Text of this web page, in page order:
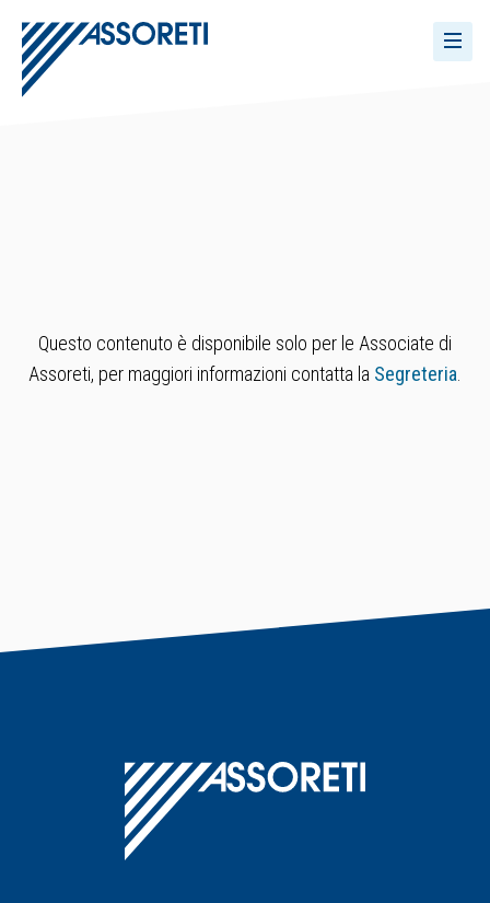
Questo contenuto è disponibile solo per le Associate di
Assoreti, per maggiori informazioni contatta la Segreteria